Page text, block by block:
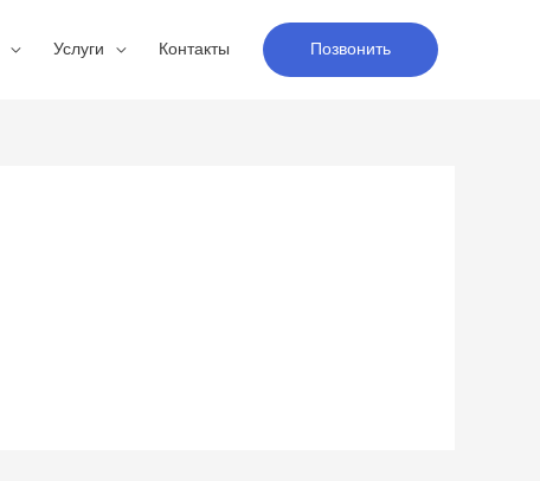
Услуги Контакты Позвонить